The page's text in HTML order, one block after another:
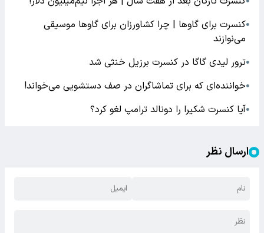
●کنسرت برای گاوها | چرا کشاورزان برای گاوها موسیقی
می‌نوازند
●ترور لیدی گاگا در کنسرت برزیل خنثی شد
●خواننده‌ای که برای تماشاگران در صف دستشویی می‌خواند!
●آیا کنسرت شکیرا را دونالد ترامپ لغو کرد؟
ارسال نظر